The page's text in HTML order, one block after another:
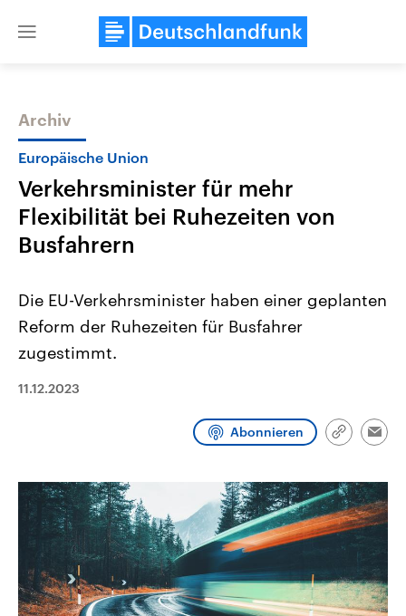
Close
Themen
Aktuelle Beiträge, Analysen und
Hintergründe
Wirtschaftlich und militärisch
den mächtigsten Ländern der Erde,
Aktuelle Lage und
Diese wird wie die
Libanon vom Iran
Audio-Archiv
Archiv
Europäische Union
Verkehrsminister für mehr
Flexibilität bei Ruhezeiten von
Busfahrern
Die EU-Verkehrsminister haben einer geplanten
Reform der Ruhezeiten für Busfahrer
zugestimmt.
11.12.2023
Abonnieren
Link